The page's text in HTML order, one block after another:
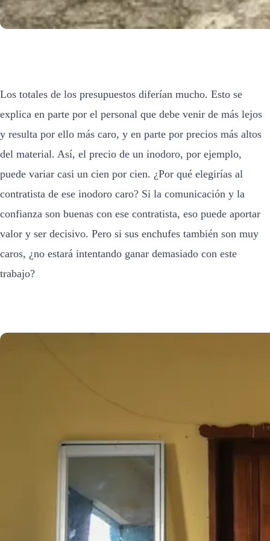
Los totales de los presupuestos diferían mucho. Esto se
explica en parte por el personal que debe venir de más lejos
y resulta por ello más caro, y en parte por precios más altos
del material. Así, el precio de un inodoro, por ejemplo,
puede variar casi un cien por cien. ¿Por qué elegirías al
contratista de ese inodoro caro? Si la comunicación y la
confianza son buenas con ese contratista, eso puede aportar
valor y ser decisivo. Pero si sus enchufes también son muy
caros, ¿no estará intentando ganar demasiado con este
trabajo?